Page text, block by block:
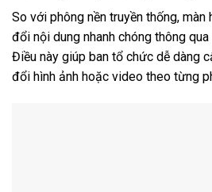
So với phông nền truyền thống, màn
đổi nội dung nhanh chóng thông
Điều này giúp ban tổ chức dễ dàng
đổi hình ảnh hoặc video theo từng